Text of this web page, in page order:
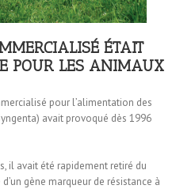
ÉTAIT
POUR LES ANIMAUX
pour l’alimentation des
avait provoqué dès 1996
il avait été rapidement retiré du
gène marqueur de résistance à